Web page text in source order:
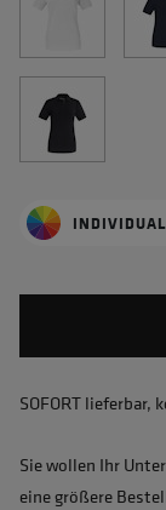
SOFORT lieferbar,
Sie wollen Ihr
eine größere